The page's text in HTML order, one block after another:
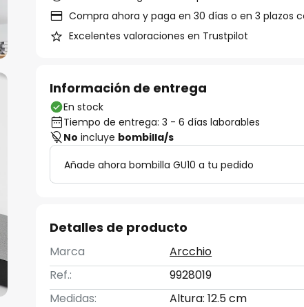
Compra ahora y paga en 30 días o en 3 plazos
Excelentes valoraciones en Trustpilot
Información de entrega
En stock
Tiempo de entrega: 3 - 6 días laborables
No incluye bombilla/s
Añade ahora bombilla GU10 a tu pedido
Detalles de producto
Marca
Arcchio
Ref.:
9928019
Medidas:
Altura: 12.5 cm